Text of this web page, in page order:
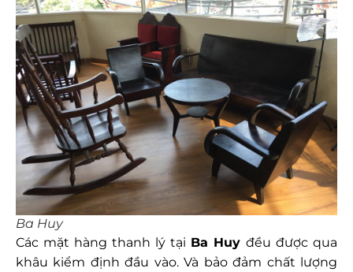
Ba Huy
Các mặt hàng thanh lý tại Ba Huy đều được qua
khâu kiểm định đầu vào. Và bảo đảm chất lượng